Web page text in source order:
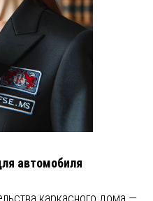
автомобиля